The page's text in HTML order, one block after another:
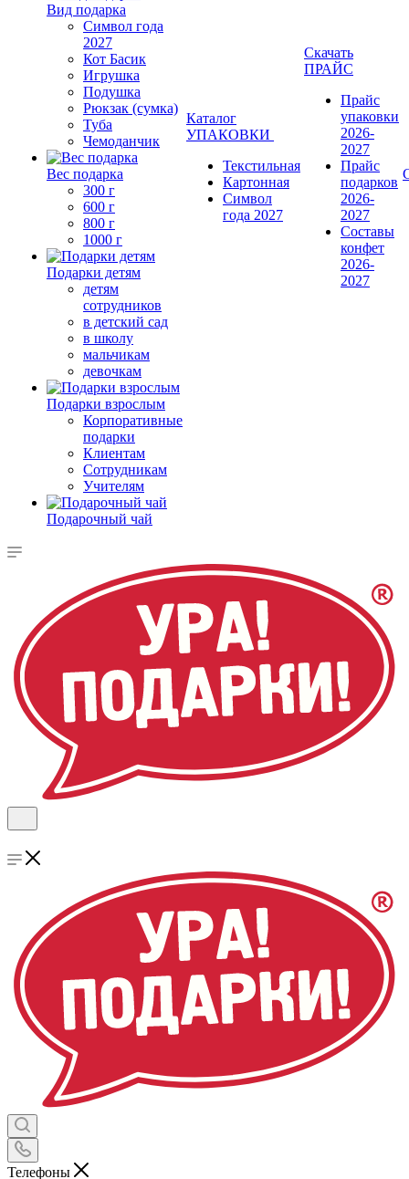
Вид подарка
Символ года
2027
Кот Басик
Игрушка
Подушка
Рюкзак (сумка)
Туба
Чемоданчик
Вес подарка
300 г
600 г
800 г
1000 г
Подарки детям
детям
сотрудников
в детский сад
в школу
мальчикам
девочкам
Подарки взрослым
Корпоративные
подарки
Клиентам
Сотрудникам
Учителям
Подарочный чай
Каталог
УПАКОВКИ
Текстильная
Картонная
Символ
года 2027
Скачать
ПРАЙС
Прайс
упаковки
2026-
2027
Прайс
подарков
2026-
2027
Составы
конфет
2026-
2027
Телефоны